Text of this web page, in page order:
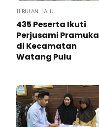
11 BULAN LALU
435 Peserta Ikuti
Perjusami Pramuka
di Kecamatan
Watang Pulu